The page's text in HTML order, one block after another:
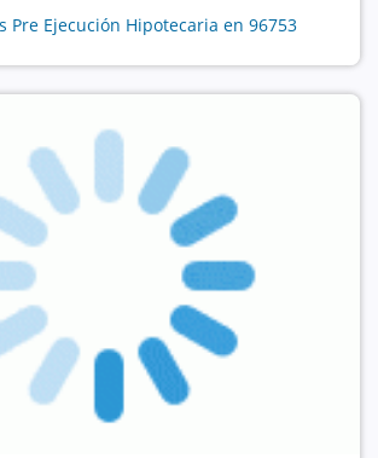
Pre Ejecución Hipotecaria en 96753